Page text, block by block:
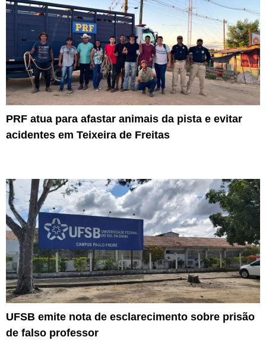
PRF atua para afastar animais da pista e evitar
acidentes em Teixeira de Freitas
UFSB emite nota de esclarecimento sobre prisão
de falso professor